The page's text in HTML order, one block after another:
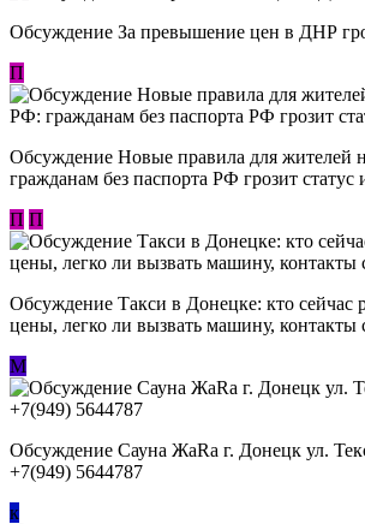
Обсуждение За превышение цен в ДНР
П
Обсуждение Новые правила для жителей
гражданам без паспорта РФ грозит статус
П П
Обсуждение ​Такси в Донецке: кто сейчас
цены, легко ли вызвать машину, контакты
М
Обсуждение Сауна ЖаRa г. Донецк ул.
+7(949) 5644787
к